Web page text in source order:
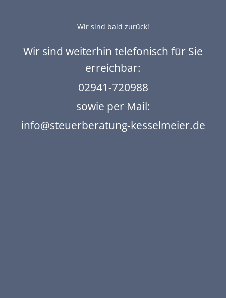
Wir sind bald zurück!
Wir sind weiterhin telefonisch für Sie
erreichbar:
02941-720988
sowie per Mail:
info@steuerberatung-kesselmeier.de